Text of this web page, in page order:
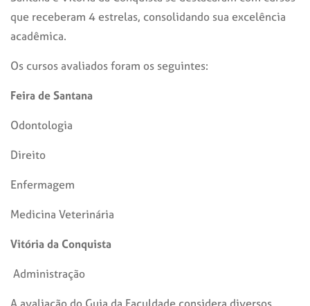
que receberam 4 estrelas, consolidando sua excelência
acadêmica.
Os cursos avaliados foram os seguintes:
Feira de Santana
Odontologia
Direito
Enfermagem
Medicina Veterinária
Vitória da Conquista
Administração